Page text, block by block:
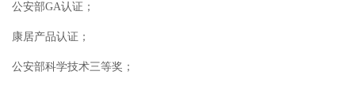
公安部GA认证；
康居产品认证；
公安部科学技术三等奖；